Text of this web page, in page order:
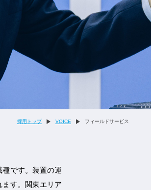
採用トップ VOICE フィールドサービス
です。装置の運
す。関東エリア